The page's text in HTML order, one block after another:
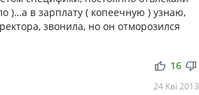
)…а в зарплату ( копеечную ) узнаю,
звонила, но он отморозился
thumb_up thumb_down
16
24 Кві 2013